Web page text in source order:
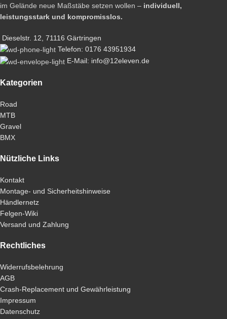
im Gelände neue Maßstäbe setzen wollen – individuell,
leistungsstark und kompromisslos.
Dieselstr. 12, 71116 Gärtringen
Telefon: 0176 43951934
E-Mail: info@12eleven.de
Kategorien
Road
MTB
Gravel
BMX
Nützliche Links
Kontakt
Montage- und Sicherheitshinweise
Händlernetz
Felgen-Wiki
Versand und Zahlung
Rechtliches
Widerrufsbelehrung
AGB
Crash-Replacement und Gewährleistung
Impressum
Datenschutz